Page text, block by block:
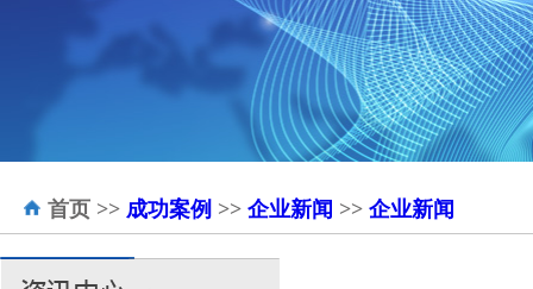
首页 >> 成功案例 >> 企业新闻 >> 企业新闻